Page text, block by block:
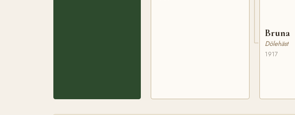
Bruna
Dölehäst
1917